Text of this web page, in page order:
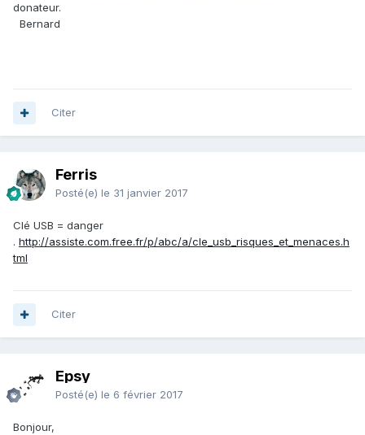
donateur.
Bernard
Citer
Ferris
Posté(e) le 31 janvier 2017
Clé USB = danger
. http://assiste.com.free.fr/p/abc/a/cle_usb_risques_et_menaces.h
tml
Citer
Epsy
Posté(e) le 6 février 2017
Bonjour,